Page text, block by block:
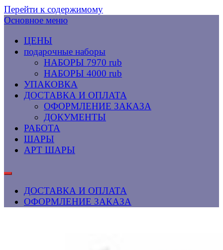
Перейти к содержимому
Основное меню
ЦЕНЫ
подарочные наборы
НАБОРЫ 7970 rub
НАБОРЫ 4000 rub
УПАКОВКА
ДОСТАВКА И ОПЛАТА
ОФОРМЛЕНИЕ ЗАКАЗА
ДОКУМЕНТЫ
РАБОТА
ШАРЫ
АРТ ШАРЫ
ДОСТАВКА И ОПЛАТА
ОФОРМЛЕНИЕ ЗАКАЗА